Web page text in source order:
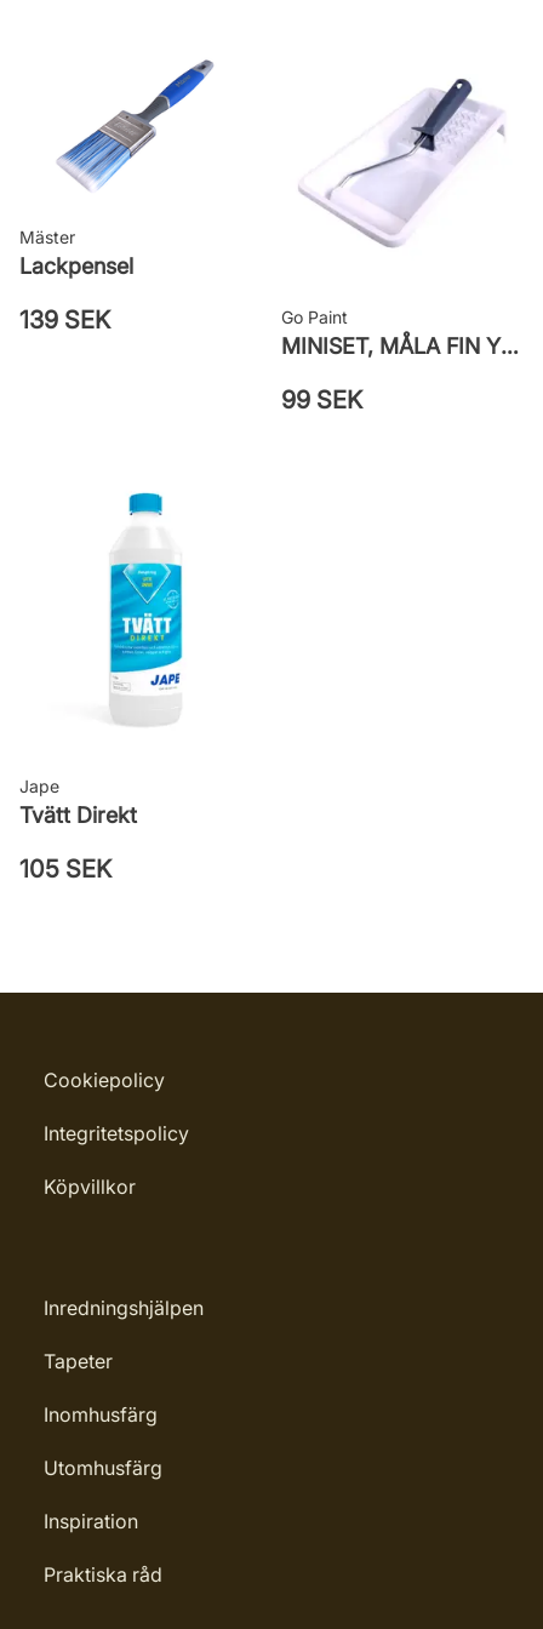
Rengöring: Vatten eller penseltvätt
Leverantörens artikelnummer:
710014729
Mäster
Lackpensel
139 SEK Go Paint
MINISET, MÅLA FIN YTA
99 SEK
Jape
Tvätt Direkt
105 SEK
Cookiepolicy
Integritetspolicy
Köpvillkor
Inredningshjälpen
Tapeter
Inomhusfärg
Utomhusfärg
Inspiration
Praktiska råd